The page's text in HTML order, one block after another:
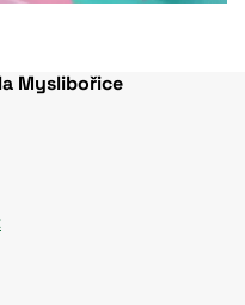
Myslibořice